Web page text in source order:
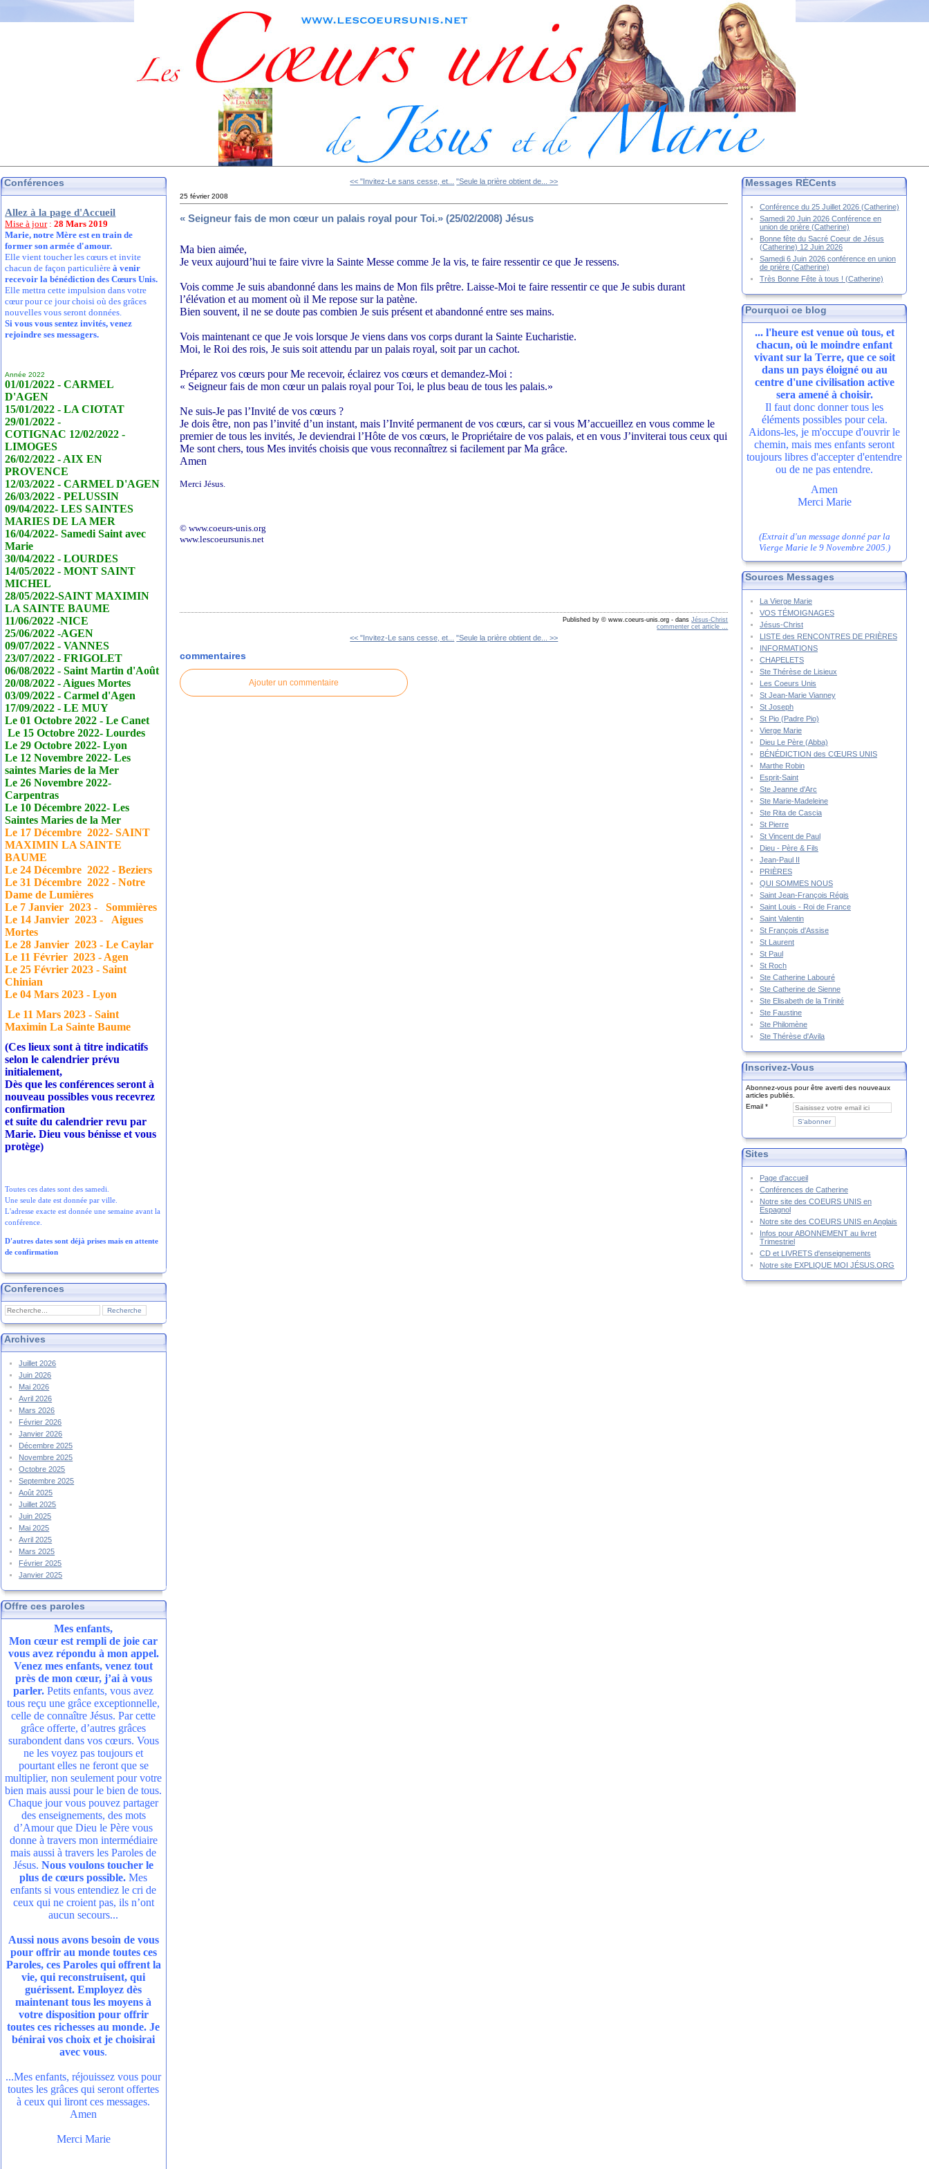
Conférences
Allez à la page d'Accueil
Mise à jour:28 Mars 2019
Marie, notre Mère est en train de
former son armée d'amour.
Elle vient toucher les cœurs et invite
chacun de façon particulièreà venir
recevoir la bénédiction des Cœurs Unis.
Elle mettra cette impulsion dans votre
cœur pour ce jour choisi où des grâces
nouvelles vous seront données.
Si vous vous sentez invités, venez
rejoindre ses messagers.
Année 2022
01/01/2022 - CARMEL
D'AGEN
15/01/2022 - LA CIOTAT
29/01/2022 -
COTIGNAC 12/02/2022 -
LIMOGES
26/02/2022 - AIX EN
PROVENCE
12/03/2022 - CARMEL D'AGEN
26/03/2022 - PELUSSIN
09/04/2022- LES SAINTES
MARIES DE LA MER
16/04/2022- Samedi Saint avec
Marie
30/04/2022 - LOURDES
14/05/2022 - MONT SAINT
MICHEL
28/05/2022-SAINT MAXIMIN
LA SAINTE BAUME
11/06/2022 -NICE
25/06/2022 -AGEN
09/07/2022 - VANNES
23/07/2022 - FRIGOLET
06/08/2022 - Saint Martin d'Août
20/08/2022 - Aigues Mortes
03/09/2022 - Carmel d'Agen
17/09/2022 - LE MUY
Le 01 Octobre 2022 - LeCanet
Le 15 Octobre 2022- Lourdes
Le 29 Octobre 2022- Lyon
Le 12 Novembre 2022- Les
saintes Maries de la Mer
Le 26 Novembre 2022-
Carpentras
Le 10 Décembre 2022- Les
Saintes Maries de la Mer
Le 17Décembre 2022- SAINT
MAXIMIN LA SAINTE
BAUME
Le 24Décembre 2022 - Beziers
Le 31Décembre 2022 - Notre
Dame de Lumières
Le 7 Janvier 2023 - Sommières
Le 14 Janvier 2023 - Aigues
Mortes
Le 28 Janvier 2023 - Le Caylar
Le 11 Février 2023 - Agen
Le 25 Février 2023 - Saint
Chinian
Le 04 Mars 2023 - Lyon
Le 11 Mars 2023 - Saint
Maximin La Sainte Baume
(Ces lieux sont à titre indicatifs
selon le calendrier prévu
initialement,
Dès que les conférences seront à
nouveau possibles vous recevrez
confirmation
et suite du calendrier revu par
Marie. Dieu vous bénisse et vous
protège)
Toutes ces dates sont des samedi.
Une seule date est donnée par ville.
L'adresse exacte est donnée une semaine avant la
conférence.
D'autres dates sont déjà prises mais en attente
de confirmation
Conferences
Archives
Juillet 2026
Juin 2026
Mai 2026
Avril 2026
Mars 2026
Février 2026
Janvier 2026
Décembre 2025
Novembre 2025
Octobre 2025
Septembre 2025
Août 2025
Juillet 2025
Juin 2025
Mai 2025
Avril 2025
Mars 2025
Février 2025
Janvier 2025
Offre ces paroles
Mes enfants,
Mon cœur est rempli de joie car
vous avez répondu à mon appel.
Venez mes enfants, venez tout
près de mon cœur, j’ai à vous
parler. Petits enfants, vous avez
tous reçu une grâce exceptionnelle,
celle de connaître Jésus. Par cette
grâce offerte, d’autres grâces
surabondent dans vos cœurs. Vous
ne les voyez pas toujours et
pourtant elles ne feront que se
multiplier, non seulement pour votre
bien mais aussi pour le bien de tous.
Chaque jour vous pouvez partager
des enseignements, des mots
d’Amour que Dieu le Père vous
donne à travers mon intermédiaire
mais aussi à travers les Paroles de
Jésus.Nous voulons toucher le
plus de cœurs possible. Mes
enfants si vous entendiez le cri de
ceux qui ne croient pas, ils n’ont
aucun secours...
Aussi nous avons besoin de vous
pour offrir au monde toutes ces
Paroles, ces Paroles qui offrent la
vie, qui reconstruisent, qui
guérissent. Employez dès
maintenant tous les moyens à
votre disposition pour offrir
toutes ces richesses au monde. Je
bénirai vos choix et je choisirai
avec vous.
...Mes enfants, réjouissez vous pour
toutes les grâces qui seront offertes
à ceux qui liront ces messages.
Amen
Merci Marie
<< "Invitez-Le sans cesse, et... "Seule la prière obtient de... >>
25 février 2008
« Seigneur fais de mon cœur un palais royal pour Toi.» (25/02/2008) Jésus
Ma bien aimée,
Je veux aujourd’hui te faire vivre la Sainte Messe comme Je la vis, te faire ressentir ce que Je ressens.
Vois comme Je suis abandonné dans les mains de Mon fils prêtre. Laisse-Moi te faire ressentir ce que Je subis durant
l’élévation et au moment où il Me repose sur la patène.
Bien souvent, il ne se doute pas combien Je suis présent et abandonné entre ses mains.
Vois maintenant ce que Je vois lorsque Je viens dans vos corps durant la Sainte Eucharistie.
Moi, le Roi des rois, Je suis soit attendu par un palais royal, soit par un cachot.
Préparez vos cœurs pour Me recevoir, éclairez vos cœurs et demandez-Moi :
« Seigneur fais de mon cœur un palais royal pour Toi, le plus beau de tous les palais.»
Ne suis-Je pas l’Invité de vos cœurs ?
Je dois être, non pas l’invité d’un instant, mais l’Invité permanent de vos cœurs, car si vous M’accueillez en vous comme le
premier de tous les invités, Je deviendrai l’Hôte de vos cœurs, le Propriétaire de vos palais, et en vous J’inviterai tous ceux qui
Me sont chers, tous Mes invités choisis que vous reconnaîtrez si facilement par Ma grâce.
Amen
Merci Jésus.
© www.coeurs-unis.org
www.lescoeursunis.net
Published by © www.coeurs-unis.org - dansJésus-Christ
commenter cet article …
<< "Invitez-Le sans cesse, et... "Seule la prière obtient de... >>
commentaires
Ajouter un commentaire
Messages RÉCents
Conférence du 25 Juillet 2026 (Catherine)
Samedi 20 Juin 2026 Conférence en
union de prière (Catherine)
Bonne fête du Sacré Coeur de Jésus
(Catherine) 12 Juin 2026
Samedi 6 Juin 2026 conférence en union
de prière (Catherine)
Très Bonne Fête à tous ! (Catherine)
Pourquoi ce blog
... l'heure est venue où tous, et
chacun, où le moindre enfant
vivant sur la Terre, que ce soit
dans un pays éloigné ou au
centre d'une civilisation active
sera amené à choisir.
Il faut donc donner tous les
éléments possibles pour cela.
Aidons-les, je m'occupe d'ouvrir le
chemin, mais mes enfants seront
toujours libres d'accepter d'entendre
ou de ne pas entendre.
Amen
Merci Marie
(Extrait d'un message donné par la
Vierge Marie le 9 Novembre 2005.)
Sources Messages
La Vierge Marie
VOS TÉMOIGNAGES
Jésus-Christ
LISTE des RENCONTRES DE PRIÈRES
INFORMATIONS
CHAPELETS
Ste Thérèse de Lisieux
Les Coeurs Unis
St Jean-Marie Vianney
St Joseph
St Pio (Padre Pio)
Vierge Marie
Dieu Le Père (Abba)
BÉNÉDICTION des CŒURS UNIS
Marthe Robin
Esprit-Saint
Ste Jeanne d'Arc
Ste Marie-Madeleine
Ste Rita de Cascia
St Pierre
St Vincent de Paul
Dieu - Père & Fils
Jean-Paul II
PRIÈRES
QUI SOMMES NOUS
Saint Jean-François Régis
Saint Louis - Roi de France
Saint Valentin
St François d'Assise
St Laurent
St Paul
St Roch
Ste Catherine Labouré
Ste Catherine de Sienne
Ste Elisabeth de la Trinité
Ste Faustine
Ste Philomène
Ste Thérèse d'Avila
Inscrivez-Vous
Abonnez-vous pour être averti des nouveaux
articles publiés.
Email
Sites
Page d'accueil
Conférences de Catherine
Notre site des COEURS UNIS en
Espagnol
Notre site des COEURS UNIS en Anglais
Infos pour ABONNEMENT au livret
Trimestriel
CD et LIVRETS d'enseignements
Notre site EXPLIQUE MOI JÉSUS.ORG